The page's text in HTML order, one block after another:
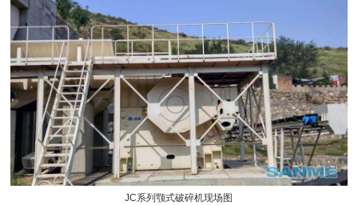
JC系列颚式破碎机现场图